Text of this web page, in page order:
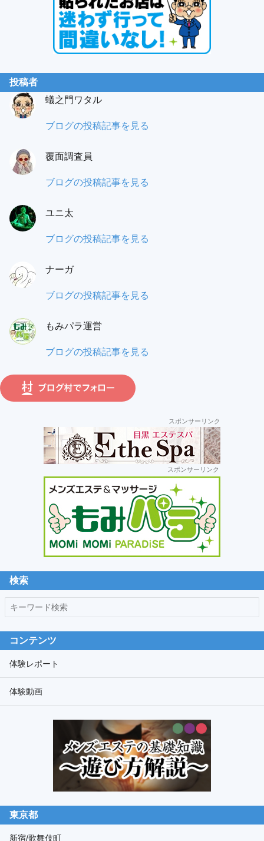
投稿者
蟻之門ワタル
蟻
門
ワ
ル:
ブログの投稿記事を見る
覆面調査員
も
パ
面
査
ブログの投稿記事を見る
ユニ太
ユ
太:
ブログの投稿記事を見る
ナーガ
ナ
ガ:
ブログの投稿記事を見る
もみパラ運営
も
パ
ラ
営:
ブログの投稿記事を見る
スポンサーリンク
ド
バ
ー
スポンサーリンク
検索
キ
ワ
ー
ド
検
索
コンテンツ
体験レポート
体験動画
東京都
新宿/歌舞伎町